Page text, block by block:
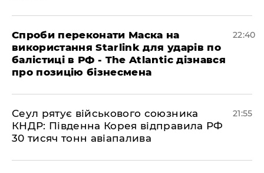
​Спроби переконати Маска на
використання Starlink для ударів по
балістиці в РФ - The Atlantic дізнався
про позицію бізнесмена
22:40
​Сеул рятує військового союзника
КНДР: Південна Корея відправила РФ
30 тисяч тонн авіапалива
21:55